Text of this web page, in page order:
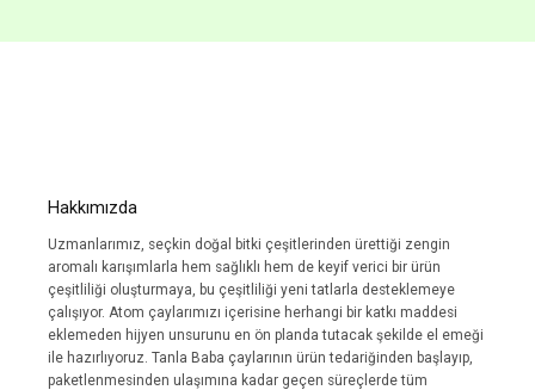
Hakkımızda
Uzmanlarımız, seçkin doğal bitki çeşitlerinden ürettiği zengin
aromalı karışımlarla hem sağlıklı hem de keyif verici bir ürün
çeşitliliği oluşturmaya, bu çeşitliliği yeni tatlarla desteklemeye
çalışıyor. Atom çaylarımızı içerisine herhangi bir katkı maddesi
eklemeden hijyen unsurunu en ön planda tutacak şekilde el emeği
ile hazırlıyoruz. Tanla Baba çaylarının ürün tedariğinden başlayıp,
paketlenmesinden ulaşımına kadar geçen süreçlerde tüm